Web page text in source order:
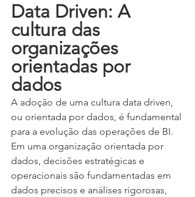
Data Driven: A
cultura das
organizações
orientadas por
dados
A adoção de uma cultura data driven,
ou orientada por dados, é fundamental
para a evolução das operações de BI.
Em uma organização orientada por
dados, decisões estratégicas e
operacionais são fundamentadas em
dados precisos e análises rigorosas,